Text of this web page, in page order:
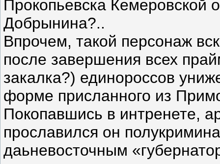
Прокопьевска Кемеровской
Добрынина?..
Впрочем, такой персонаж
после завершения всех
закалка?) единороссов
форме присланного из
Покопавшись в интренете,
прославился он
даьневосточным